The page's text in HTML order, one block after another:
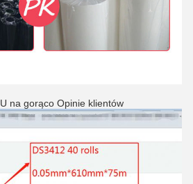
na gorąco Opinie klientów